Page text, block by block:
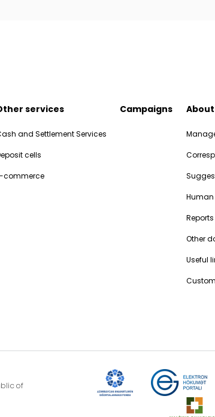
services
and Settlement Services
cells
commerce
Campaigns
Human
Reports
Other
Useful
of